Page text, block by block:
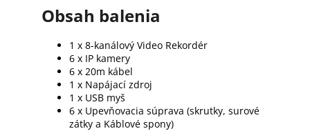
Obsah balenia
1 x 8-kanálový Video Rekordér
6 x IP kamery
6 x 20m kábel
1 x Napájací zdroj
1 x USB myš
6 x Upevňovacia súprava (skrutky, surové
zátky a Káblové spony)